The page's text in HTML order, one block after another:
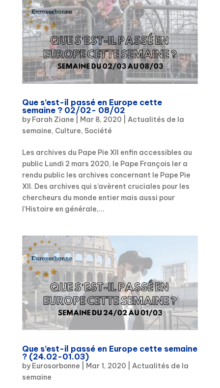
Que s’est-il passé en Europe cette
semaine ? 02/02- 08/02
by Farah Ziane Mar 8, 2020
Actualités de la
semaine, Culture, Société
Les archives du Pape Pie XII enfin accessibles au
public Lundi 2 mars 2020, le Pape François Ier a
rendu public les archives concernant le Pape Pie
XII. Des archives qui s’avèrent cruciales pour les
chercheurs du monde entier mais aussi pour
l’Histoire en générale,...
Que s’est-il passé en Europe cette semaine
? (24.02-01.03)
by Eurosorbonne Mar 1, 2020
Actualités de la
semaine